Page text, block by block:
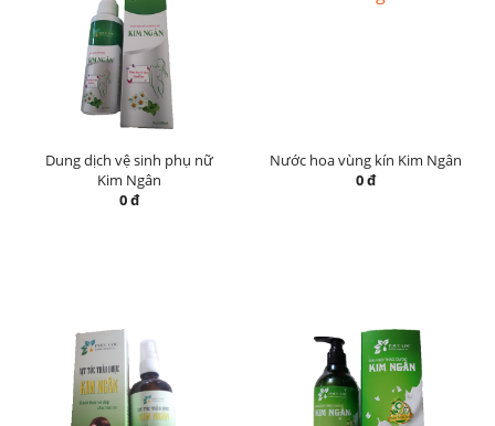
Dung dịch vệ sinh phụ nữ
Kim Ngân
0 đ
Nước hoa vùng kín Kim Ngân
0 đ